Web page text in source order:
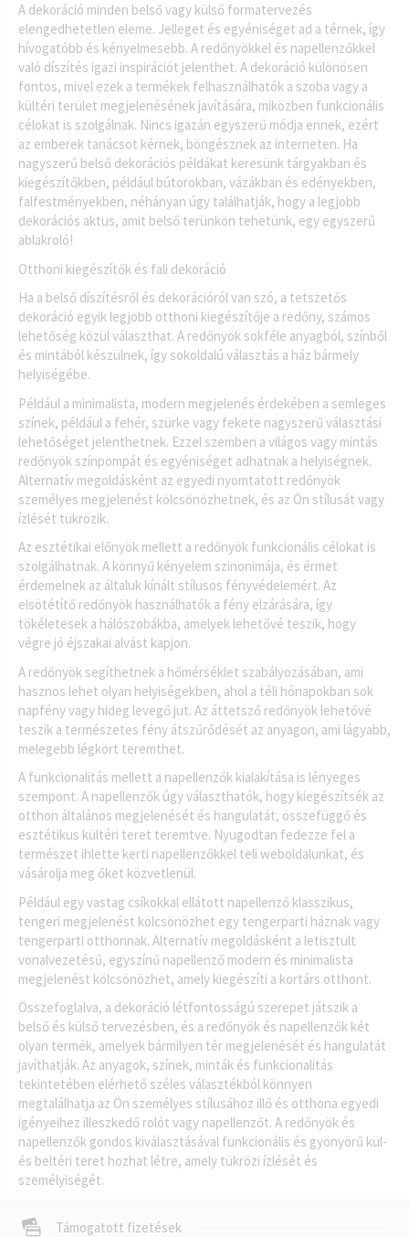
A dekoráció minden belső vagy külső formatervezés
elengedhetetlen eleme. Jelleget és egyéniséget ad a térnek, így
hívogatóbb és kényelmesebb. A redőnyökkel és napellenzőkkel
való díszítés igazi inspirációt jelenthet. A dekoráció különösen
fontos, mivel ezek a termékek felhasználhatók a szoba vagy a
kültéri terület megjelenésének javítására, miközben funkcionális
célokat is szolgálnak. Nincs igazán egyszerű módja ennek, ezért
az emberek tanácsot kérnek, böngésznek az interneten. Ha
nagyszerű belső dekorációs példákat keresünk tárgyakban és
kiegészítőkben, például bútorokban, vázákban és edényekben,
falfestményekben, néhányan úgy találhatják, hogy a legjobb
dekorációs aktus, amit belső terünkön tehetünk, egy egyszerű
ablakroló!
Otthoni kiegészítők és fali dekoráció
Ha a belső díszítésről és dekorációról van szó, a tetszetős
dekoráció egyik legjobb otthoni kiegészítője a redőny, számos
lehetőség közül választhat. A redőnyök sokféle anyagból, színből
és mintából készülnek, így sokoldalú választás a ház bármely
helyiségébe.
Például a minimalista, modern megjelenés érdekében a semleges
színek, például a fehér, szürke vagy fekete nagyszerű választási
lehetőséget jelenthetnek. Ezzel szemben a világos vagy mintás
redőnyök színpompát és egyéniséget adhatnak a helyiségnek.
Alternatív megoldásként az egyedi nyomtatott redőnyök
személyes megjelenést kölcsönözhetnek, és az Ön stílusát vagy
ízlését tükrözik.
Az esztétikai előnyök mellett a redőnyök funkcionális célokat is
szolgálhatnak. A könnyű kényelem szinonimája, és érmet
érdemelnek az általuk kínált stílusos fényvédelemért. Az
elsötétítő redőnyök használhatók a fény elzárására, így
tökéletesek a hálószobákba, amelyek lehetővé teszik, hogy
végre jó éjszakai alvást kapjon.
A redőnyök segíthetnek a hőmérséklet szabályozásában, ami
hasznos lehet olyan helyiségekben, ahol a téli hónapokban sok
napfény vagy hideg levegő jut. Az áttetsző redőnyök lehetővé
teszik a természetes fény átszűrődését az anyagon, ami lágyabb,
melegebb légkört teremthet.
A funkcionalitás mellett a napellenzők kialakítása is lényeges
szempont. A napellenzők úgy választhatók, hogy kiegészítsék az
otthon általános megjelenését és hangulatát, összefüggő és
esztétikus kültéri teret teremtve. Nyugodtan fedezze fel a
természet ihlette kerti napellenzőkkel teli weboldalunkat, és
vásárolja meg őket közvetlenül.
Például egy vastag csíkokkal ellátott napellenző klasszikus,
tengeri megjelenést kölcsönözhet egy tengerparti háznak vagy
tengerparti otthonnak. Alternatív megoldásként a letisztult
vonalvezetésű, egyszínű napellenző modern és minimalista
megjelenést kölcsönözhet, amely kiegészíti a kortárs otthont.
Összefoglalva, a dekoráció létfontosságú szerepet játszik a
belső és külső tervezésben, és a redőnyök és napellenzők két
olyan termék, amelyek bármilyen tér megjelenését és hangulatát
javíthatják. Az anyagok, színek, minták és funkcionalitás
tekintetében elérhető széles választékból könnyen
megtalálhatja az Ön személyes stílusához illő és otthona egyedi
igényeihez illeszkedő rolót vagy napellenzőt. A redőnyök és
napellenzők gondos kiválasztásával funkcionális és gyönyörű kül-
és beltéri teret hozhat létre, amely tükrözi ízlését és
személyiségét.
Támogatott fizetések